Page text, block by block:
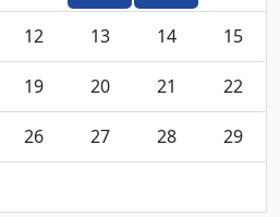
12 13 14 15
19 20 21 22
26 27 28 29